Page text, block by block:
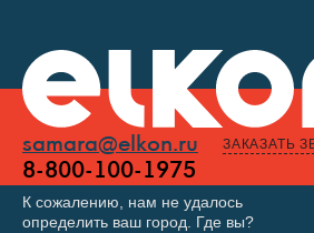
samara@elkon.ru
8-800-100-1975
ЗАКАЗАТЬ
К сожалению, нам не удалось
определить ваш город. Где вы?